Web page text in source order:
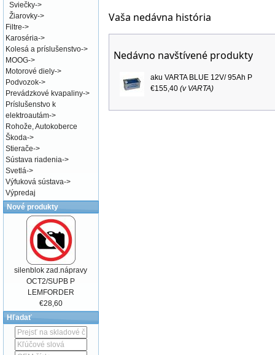
Vaša nedávna história
Nedávno navštívené produkty
aku VARTA BLUE 12V/ 95Ah P
€155,40 (v VARTA)
Sviečky->
Žiarovky->
Filtre->
Karoséria->
Kolesá a príslušenstvo->
MOOG->
Motorové diely->
Podvozok->
Prevádzkové kvapaliny->
Príslušenstvo k
elektroautám->
Rohože, Autokoberce
Škoda->
Stierače->
Sústava riadenia->
Svetlá->
Výfuková sústava->
Výpredaj
Nové produkty
silenblok zad.nápravy
OCT2/SUPB P
LEMFORDER
€28,60
Hľadať